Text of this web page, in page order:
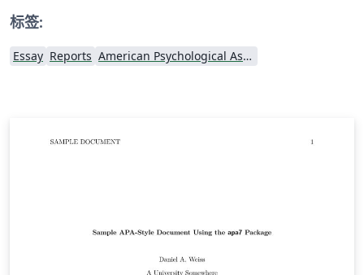
标签:
Essay Reports American Psychological Association